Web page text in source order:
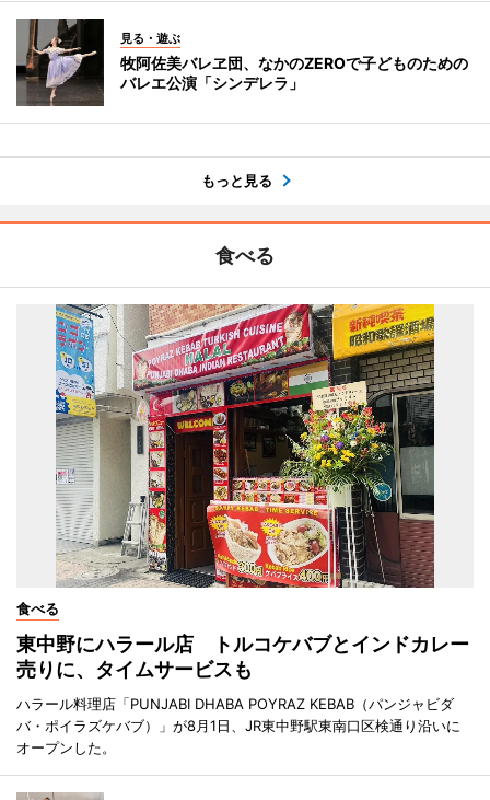
見る・遊ぶ
牧阿佐美バレヱ団、なかのZEROで子どものための
バレエ公演「シンデレラ」
もっと見る
食べる
食べる
東中野にハラール店 トルコケバブとインドカレー
売りに、タイムサービスも
ハラール料理店「PUNJABI DHABA POYRAZ KEBAB（パンジャビダ
バ・ポイラズケバブ）」が8月1日、JR東中野駅東南口区検通り沿いに
オープンした。